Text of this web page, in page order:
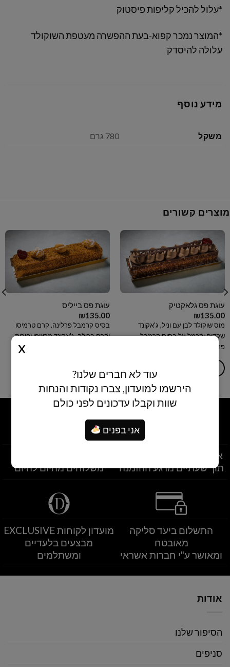
*עלול להכיל קליפות פיסטוק
*המוצר נמכר קפוא-בעת ההפשרה מעטפת השוקולד
עלולה להיסדק
מידע נוסף
משקל 780 גרם
מוצרים קשורים
עוגת פס גלאקטיק
₪135.00
מוס שוקולד לבן עם וניל, ג'אקונד
שקדים וקרמל על בסיס קרמבל
פרלינה.
עוגת פס בייליס
₪135.00
בסיס קרמבל פרלינה, קרם טרמיסו
וקרם ברולה, ג'אקונד מרציפן ופירות
הוספה לסל
איסוף עצמי מסניפי הרשת
תוך שעתיים מרגע ההזמנה
משלוחים מהיום להיום
התשלום ביעד סליקה
מאובטח
ומאושר ע"י חברות אשראי
מועדון לקוחות EXCLUSIVE
מבצעים בלעדיים
ומשתלמים
אודות
הסיפור שלנו
סניפים
עוד לא חברים שלנו?
הירשמו למועדון, צברו נקודות והנחות
שוות וקבלו עדכונים לפני כולם
אני בפנים